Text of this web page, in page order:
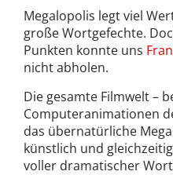
Megalopolis legt viel
große Wortgefechte.
Punkten konnte uns
nicht abholen.
Die gesamte Filmwelt –
Computeranimationen
das übernatürliche
künstlich und
voller dramatischer